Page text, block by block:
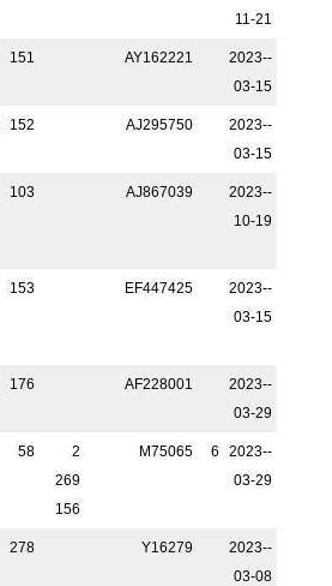
11-21
151 AY162221
2023-­
03-15
152 AJ295750
2023-­
03-15
103 AJ867039
2023-­
10-19
153 EF447425
2023-­
03-15
176 AF228001
2023-­
03-29
58
2
269
156
M75065 6
2023-­
03-29
278 Y16279
2023-­
03-08